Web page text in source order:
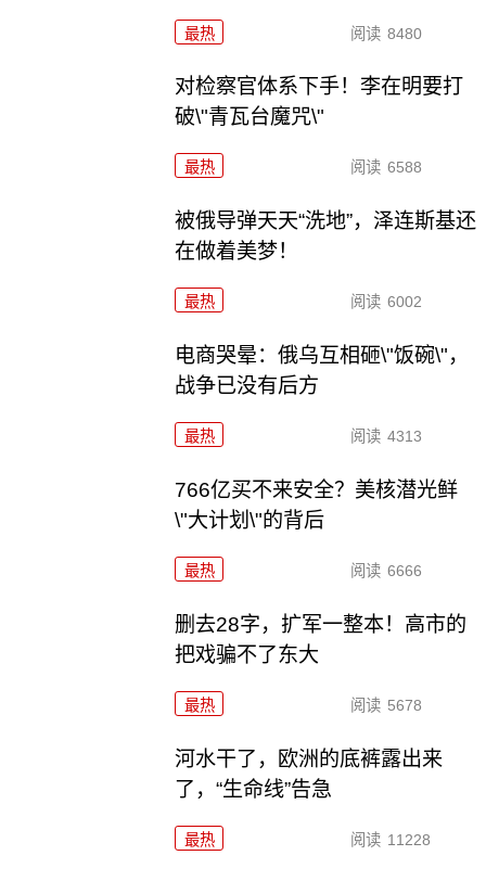
最热 阅读 8480
对检察官体系下手！李在明要打
破\"青瓦台魔咒\"
最热 阅读 6588
被俄导弹天天“洗地”，泽连斯基还
在做着美梦！
最热 阅读 6002
电商哭晕：俄乌互相砸\"饭碗\"，
战争已没有后方
最热 阅读 4313
766亿买不来安全？美核潜光鲜
\"大计划\"的背后
最热 阅读 6666
删去28字，扩军一整本！高市的
把戏骗不了东大
最热 阅读 5678
河水干了，欧洲的底裤露出来
了，“生命线”告急
最热 阅读 11228